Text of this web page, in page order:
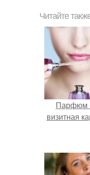
Читайте
Парфюм
визитная